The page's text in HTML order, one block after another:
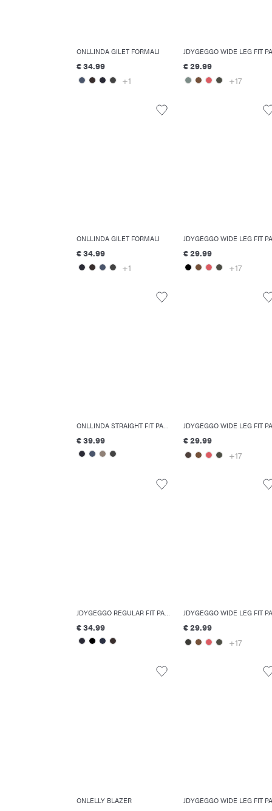
ONLLINDA GILET FORMALI
€ 34.99
+1
€ 29.99
+17
ONLLINDA GILET FORMALI
€ 34.99
+1
€ 29.99
+17
ONLLINDA STRAIGHT FIT PANTALONI
€ 39.99
€ 29.99
+17
JDYGEGGO REGULAR FIT PANTALONI
€ 34.99
€ 29.99
+17
ONLELLY BLAZER